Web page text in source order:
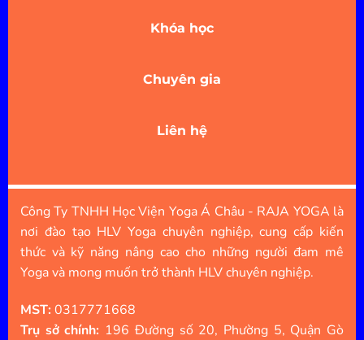
Khóa học
Chuyên gia
Liên hệ
Công Ty TNHH Học Viện Yoga Á Châu - RAJA YOGA là
nơi đào tạo HLV Yoga chuyên nghiệp, cung cấp kiến
thức và kỹ năng nâng cao cho những người đam mê
Yoga và mong muốn trở thành HLV chuyên nghiệp.
MST:0317771668
Trụ sở chính: 196 Đường số 20, Phường 5, Quận Gò